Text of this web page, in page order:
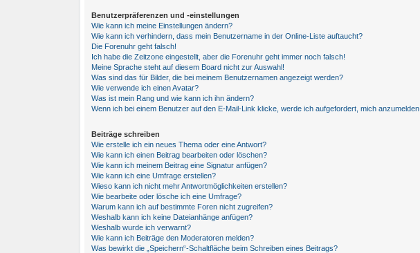
Benutzerpräferenzen und -einstellungen
Wie kann ich meine Einstellungen ändern?
Wie kann ich verhindern, dass mein Benutzername in der Online-Liste auftaucht?
Die Forenuhr geht falsch!
Ich habe die Zeitzone eingestellt, aber die Forenuhr geht immer noch falsch!
Meine Sprache steht auf diesem Board nicht zur Auswahl!
Was sind das für Bilder, die bei meinem Benutzernamen angezeigt werden?
Wie verwende ich einen Avatar?
Was ist mein Rang und wie kann ich ihn ändern?
Wenn ich bei einem Benutzer auf den E-Mail-Link klicke, werde ich aufgefordert, mich anzumelden.
Beiträge schreiben
Wie erstelle ich ein neues Thema oder eine Antwort?
Wie kann ich einen Beitrag bearbeiten oder löschen?
Wie kann ich meinem Beitrag eine Signatur anfügen?
Wie kann ich eine Umfrage erstellen?
Wieso kann ich nicht mehr Antwortmöglichkeiten erstellen?
Wie bearbeite oder lösche ich eine Umfrage?
Warum kann ich auf bestimmte Foren nicht zugreifen?
Weshalb kann ich keine Dateianhänge anfügen?
Weshalb wurde ich verwarnt?
Wie kann ich Beiträge den Moderatoren melden?
Was bewirkt die „Speichern“-Schaltfläche beim Schreiben eines Beitrags?